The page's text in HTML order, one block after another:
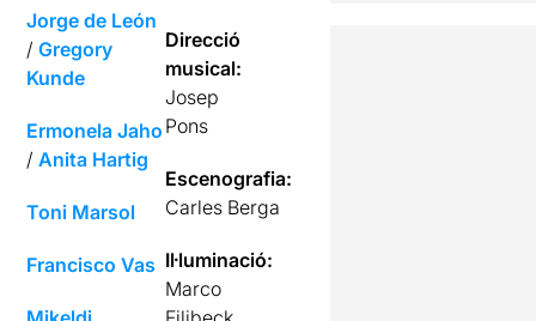
Jorge de León
/Gregory
Kunde
Ermonela Jaho
/Anita Hartig
Toni Marsol
Francisco Vas
Direcció
musical:
Josep
Pons
Escenografia:
Carles Berga
Il·luminació:
Marco